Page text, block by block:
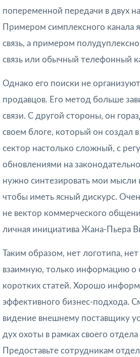
попеременной передачи в двух
Примером симплексного канала
связь, а примером
связь или обычный телефонный
Однако его поиски не
продавцов. Его метод больше
связи. С другой стороны, он
своем блоге, который он создал
сектор настолько сложный, с
обновлениями на
нужно синтезировать мои мысли
чтобы иметь ясный дискурс.
не вектор коммерческого
личная инициатива Жана-Пьера
Таким образом, нет логотипа,
взаимную, только информацию о
коротких статей. Хорошо
эффективного бизнес-подхода.
видение внешнему поставщику
дух охоты в рамках своего
Предоставьте сотрудникам